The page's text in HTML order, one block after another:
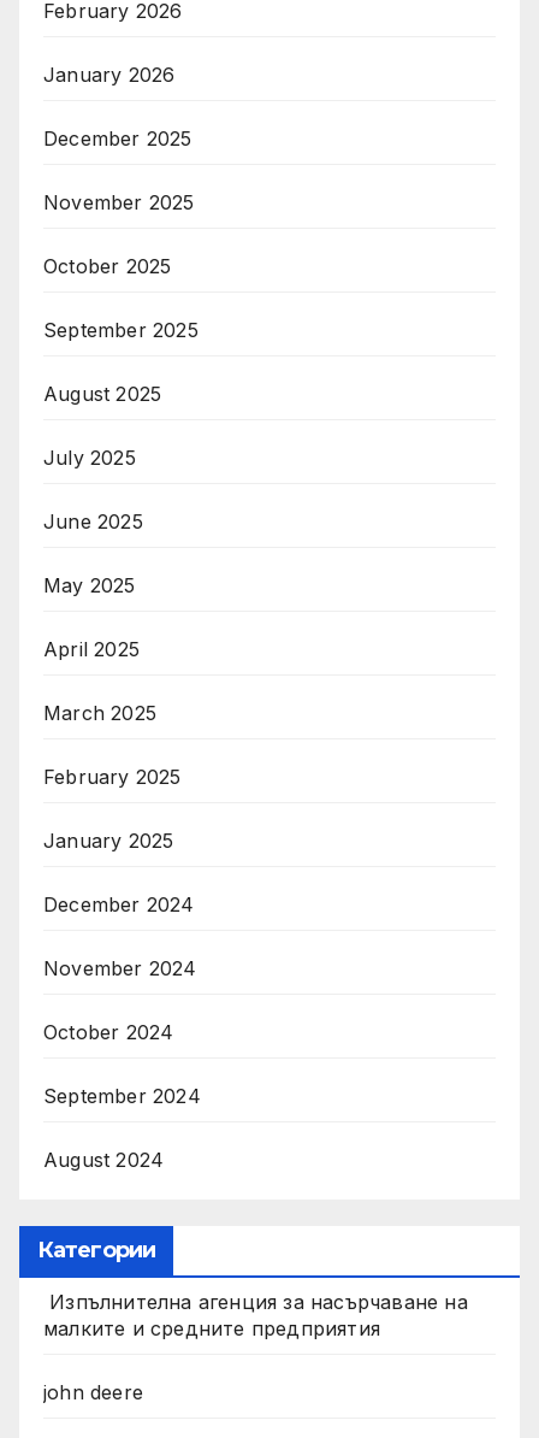
February 2026
January 2026
December 2025
November 2025
October 2025
September 2025
August 2025
July 2025
June 2025
May 2025
April 2025
March 2025
February 2025
January 2025
December 2024
November 2024
October 2024
September 2024
August 2024
Категории
Изпълнителна агенция за насърчаване на
малките и средните предприятия
john deere